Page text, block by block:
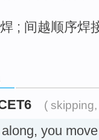
; 间越顺序焊
(
along, you